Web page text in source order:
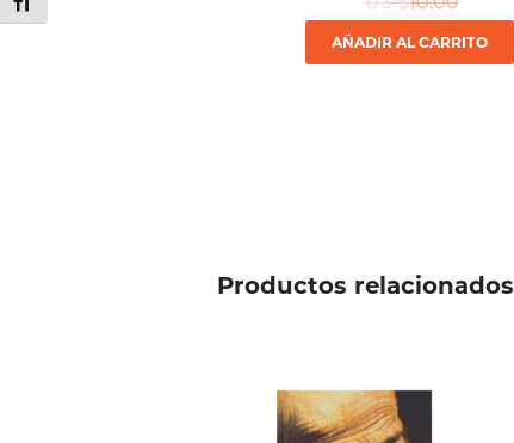
Alternar tamaño de letra
AÑADIR AL CARRITO
Productos relacionados